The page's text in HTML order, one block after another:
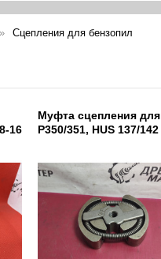
Сцепления для бензопил
16
Муфта сцепления для
P350/351, HUS 137/142